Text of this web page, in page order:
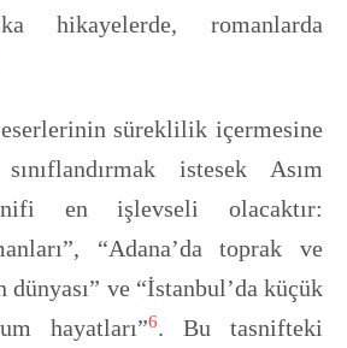
hikayelerde, romanlarda
süreklilik içermesine
istesek Asım
en işlevseli olacaktır:
“Adana’da toprak ve
ve “İstanbul’da küçük
hayatları”6. Bu tasnifteki